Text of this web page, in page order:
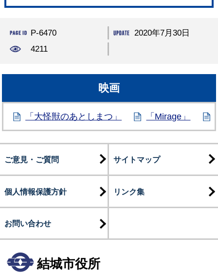
P-6470
2020年7月30日
4211
映画
「大怪獣のあとしまつ」 「Mirage」
ご意見・ご質問 サイトマップ
個人情報保護方針 リンク集
お問い合わせ
結城市役所